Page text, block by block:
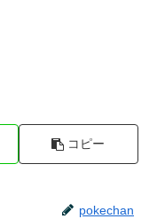
コピー
pokechan